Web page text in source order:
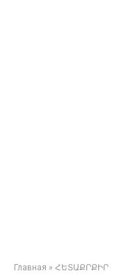
Главная » ՀԵՏԱՔՐՔԻՐ